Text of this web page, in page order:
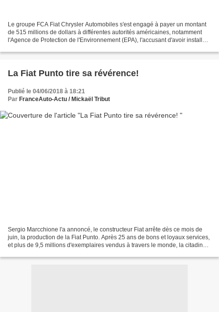
Le groupe FCA Fiat Chrysler Automobiles s'est engagé à payer un montant
de 515 millions de dollars à différentes autorités américaines, notamment
l'Agence de Protection de l'Environnement (EPA), l'accusant d'avoir installé
La Fiat Punto tire sa révérence!
Publié le 04/06/2018 à 18:21
Par FranceAuto-Actu / Mickaël Tribut
Sergio Marcchione l'a annoncé, le constructeur Fiat arrête dès ce mois de
juin, la production de la Fiat Punto. Après 25 ans de bons et loyaux services,
et plus de 9,5 millions d'exemplaires vendus à travers le monde, la citadine